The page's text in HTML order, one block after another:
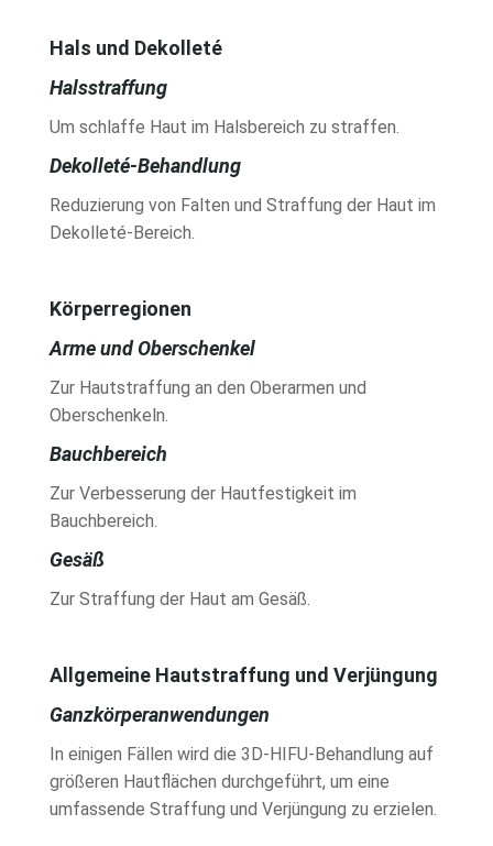
Hals und Dekolleté
Halsstraffung
Um schlaffe Haut im Halsbereich zu straffen.
Dekolleté-Behandlung
Reduzierung von Falten und Straffung der Haut im
Dekolleté-Bereich.
Körperregionen
Arme und Oberschenkel
Zur Hautstraffung an den Oberarmen und
Oberschenkeln.
Bauchbereich
Zur Verbesserung der Hautfestigkeit im
Bauchbereich.
Gesäß
Zur Straffung der Haut am Gesäß.
Allgemeine Hautstraffung und Verjüngung
Ganzkörperanwendungen
In einigen Fällen wird die 3D-HIFU-Behandlung auf
größeren Hautflächen durchgeführt, um eine
umfassende Straffung und Verjüngung zu erzielen.